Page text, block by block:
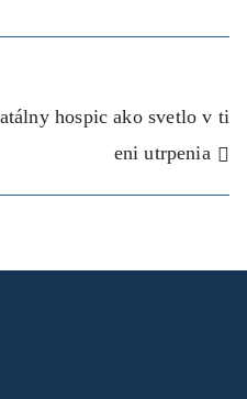
hospic ako svetlo v ti
eni utrpenia